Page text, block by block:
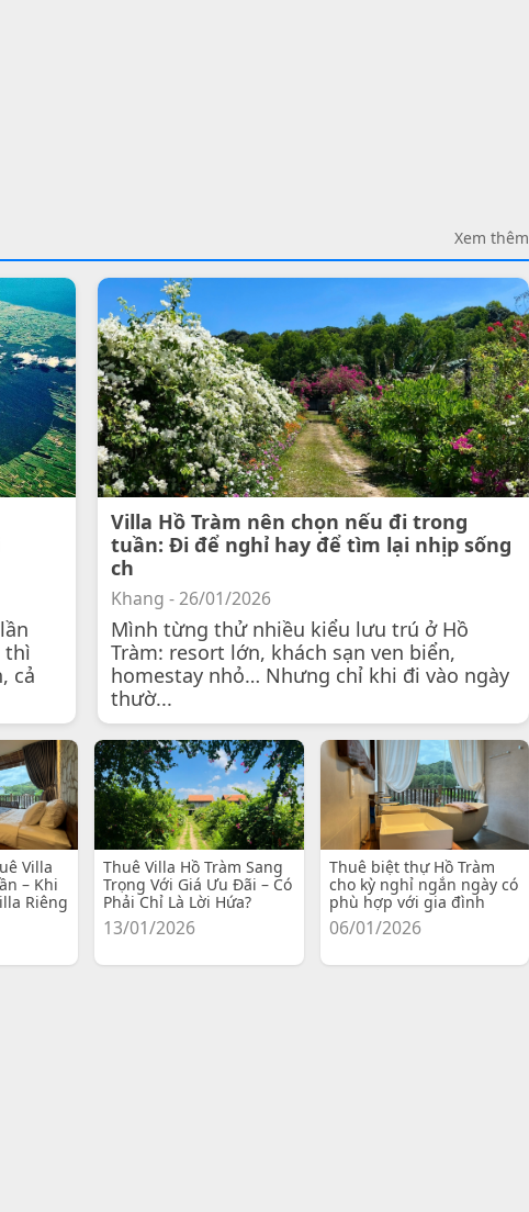
Xem thêm
thì
cả
Villa Hồ Tràm nên chọn nếu đi trong
tuần: Đi để nghỉ hay để tìm lại nhịp sống
ch
Khang - 26/01/2026
Mình từng thử nhiều kiểu lưu trú ở Hồ
Tràm: resort lớn, khách sạn ven biển,
homestay nhỏ… Nhưng chỉ khi đi vào ngày
thườ...
Villa
– Khi
Riêng
Thuê Villa Hồ Tràm Sang
Trọng Với Giá Ưu Đãi – Có
Phải Chỉ Là Lời Hứa?
13/01/2026
Thuê biệt thự Hồ Tràm
cho kỳ nghỉ ngắn ngày có
phù hợp với gia đình
06/01/2026